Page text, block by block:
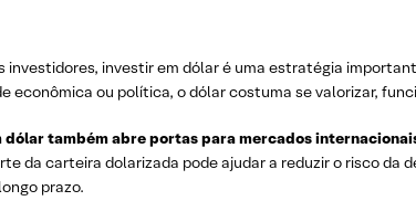
investidores, investir em dólar é uma estratégia
econômica ou política, o dólar costuma se valorizar,
dólar também abre portas para mercados
da carteira dolarizada pode ajudar a reduzir o risco
prazo.